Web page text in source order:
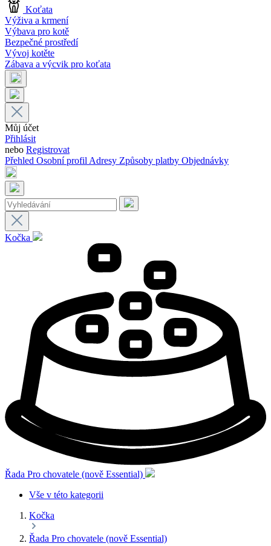
Koťata
Výživa a krmení
Výbava pro kotě
Bezpečné prostředí
Vývoj kotěte
Zábava a výcvik pro koťata
Můj účet
Přihlásit
nebo Registrovat
Přehled Osobní profilAdresy Způsoby platby Objednávky
Kočka
Řada Pro chovatele (nově Essential)
Vše v této kategorii
Kočka
Řada Pro chovatele (nově Essential)